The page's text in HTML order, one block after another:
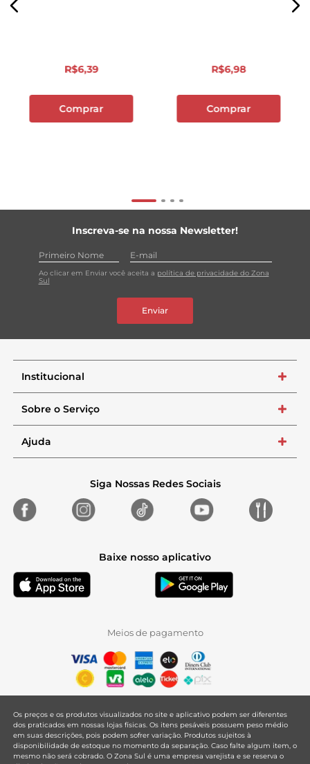
R$6,39
Comprar
R$6,98
Comprar
Inscreva-se na nossa Newsletter!
Ao clicar em Enviar você aceita a política de privacidade do Zona
Sul
Enviar
Institucional +
Sobre o Serviço +
Ajuda +
Siga Nossas Redes Sociais
Baixe nosso aplicativo
Meios de pagamento
Os preços e os produtos visualizados no site e aplicativo podem ser diferentes
dos praticados em nossas lojas físicas. Os itens pesáveis possuem peso médio
em suas descrições, pois podem sofrer variação. Produtos sujeitos à
disponibilidade de estoque no momento da separação. Caso falte algum item, o
mesmo não será cobrado. O Zona Sul é uma empresa varejista e se reserva o